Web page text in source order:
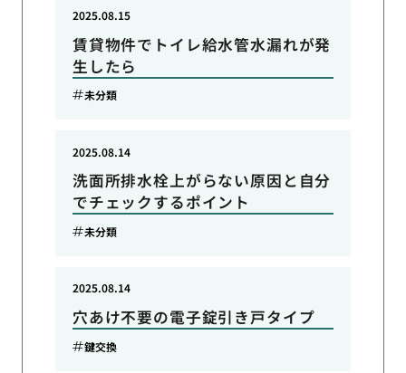
賃貸物件でトイレ給水管水漏れが発
生したら
2025.08.15
未分類
洗面所排水栓上がらない原因と自分
でチェックするポイント
2025.08.14
未分類
穴あけ不要の電子錠引き戸タイプ
2025.08.14
鍵交換